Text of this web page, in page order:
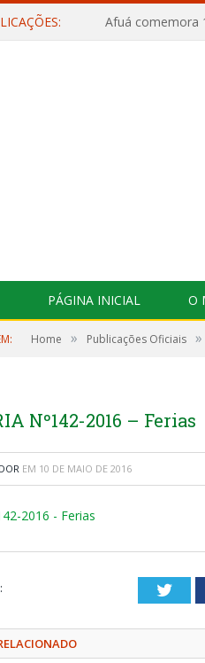
PÁGINA INICIAL O
Home » Publicações Oficiais »
Nº142-2016 – Ferias
EM 10 DE MAIO DE 2016
2016 - Ferias